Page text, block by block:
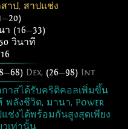
าป, สาปแช่ง
—20)
า (16—33)
วินาที
16
—68) Dex, (26—98) Int
าสได้รับคริติคอลเพิ่มขึ้น
พลังชีวิต, มานา, Power
ช่งได้พร้อมกันสูงสุดเพียง
วเท่านั้น